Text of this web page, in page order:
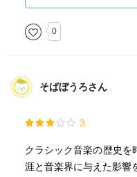
て欲しいよなあ、その
なあ、と思った。(22/10/
0
そばぼうろさん
3
クラシック音楽の歴史を
涯と音楽界に与えた影響